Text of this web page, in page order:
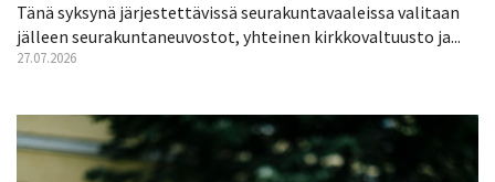
Tänä syksynä järjestettävissä seurakuntavaaleissa valitaan
jälleen seurakuntaneuvostot, yhteinen kirkkovaltuusto ja...
27.07.2026